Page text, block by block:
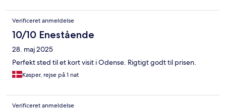
Verificeret anmeldelse
10/10 Enestående
28. maj 2025
Perfekt sted til et kort visit i Odense. Rigtigt godt til prisen.
Kasper, rejse på 1 nat
Verificeret anmeldelse